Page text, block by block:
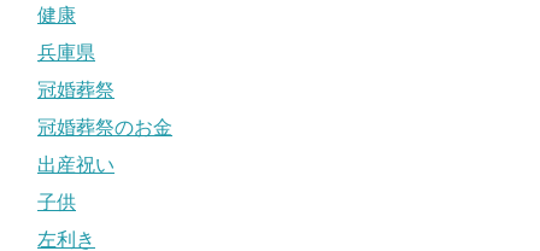
健康
兵庫県
冠婚葬祭
冠婚葬祭のお金
出産祝い
子供
左利き